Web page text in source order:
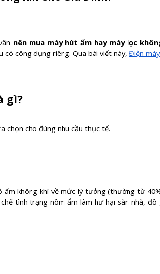
nên mua máy hút ẩm hay máy lọc
công dụng riêng. Qua bài viết này, Điện
gì?
chọn cho đúng nhu cầu thực tế.
không khí về mức lý tưởng (thường từ
tình trạng nồm ẩm làm hư hại sàn nhà, đồ